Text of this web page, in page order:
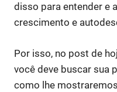
disso para entender e
crescimento e
Por isso, no post de
você deve buscar sua
como lhe mostraremos